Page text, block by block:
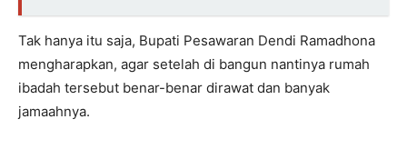
Tak hanya itu saja, Bupati Pesawaran Dendi Ramadhona
mengharapkan, agar setelah di bangun nantinya rumah
ibadah tersebut benar-benar dirawat dan banyak
jamaahnya.